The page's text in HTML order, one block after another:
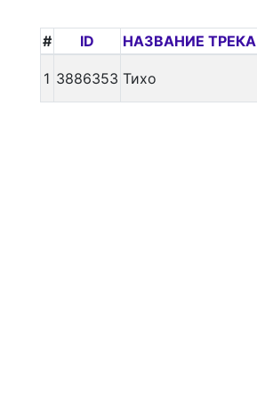
# ID НАЗВАНИЕ ТРЕКА
1 3886353 Тихо